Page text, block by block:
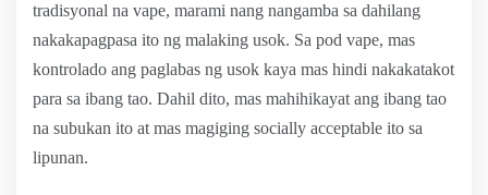
tradisyonal na vape, marami nang nangamba sa dahilang
nakakapagpasa ito ng malaking usok. Sa pod vape, mas
kontrolado ang paglabas ng usok kaya mas hindi nakakatakot
para sa ibang tao. Dahil dito, mas mahihikayat ang ibang tao
na subukan ito at mas magiging socially acceptable ito sa
lipunan.